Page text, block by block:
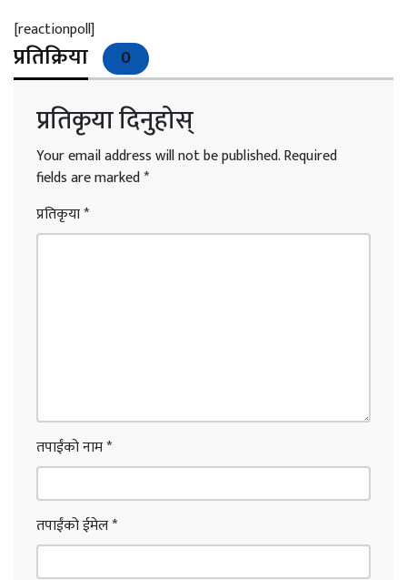
[reactionpoll]
प्रतिक्रिया 0
प्रतिकृया दिनुहोस्
Your email address will not be published.Required
fields are marked*
प्रतिकृया*
तपाईंको नाम*
तपाईंको ईमेल*